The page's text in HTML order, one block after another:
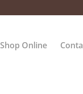
Shop Online